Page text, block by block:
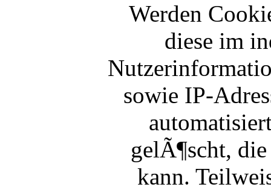
Werden
diese im
sowie IP-
gelÃ¶scht,
kann.